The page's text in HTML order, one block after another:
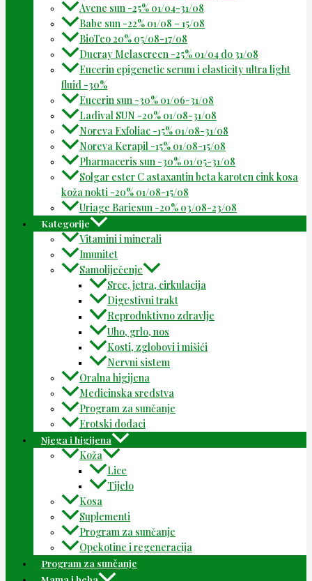
Avene sun -25% 01/04-31/08
Babe sun -22% 01/08 – 15/08
BioTeo 20% 05/08-17/08
Ducray Melascreen -25% 01/04 do 31/08
Eucerin epigenetic serum i elasticity ultra light
fluid -30%
Eucerin sun -30% 01/06-31/08
Ladival SUN -20% 01/08-31/08
Noreva Exfoliac -15% 01/08-31/08
Noreva Kerapil -15% 01/08-15/08
Pharmaceris sun -30% 01/05-31/08
Solgar ester C astaxantin beta karoten cink kosa
koža nokti -20% 01/08-15/08
Uriage Bariesun -20% 03/08-23/08
Kategorije
Vitamini i minerali
Imunitet
Samoliječenje
Srce, jetra, cirkulacija
Digestivni trakt
Reproduktivno zdravlje
Uho, grlo, nos
Kosti, zglobovi i mišići
Nervni sistem
Oralna higijena
Medicinska sredstva
Program za sunčanje
Erotski dodaci
Njega i higijena
Koža
Lice
Tijelo
Kosa
Suplementi
Program za sunčanje
Opekotine i regeneracija
Program za sunčanje